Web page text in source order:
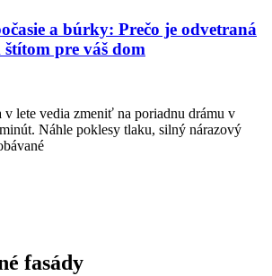
a búrky: Prečo je odvetraná
pre váš dom
v lete vedia zmeniť na poriadnu drámu v
Náhle poklesy tlaku, silný nárazový
fasády